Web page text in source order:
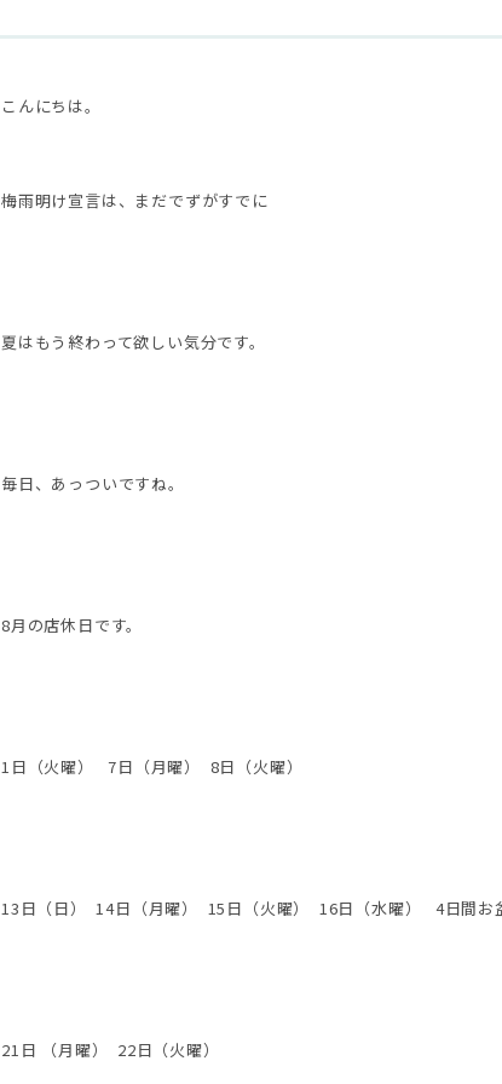
こんにちは。
梅雨明け宣言は、まだでずがすでに
夏はもう終わって欲しい気分です。
毎日、あっついですね。
8月の店休日です。
1日（火曜） 7日（月曜） 8日（火曜）
13日（日） 14日（月曜） 15日（火曜） 16日（水曜） 4日間お
21日 （月曜） 22日（火曜）